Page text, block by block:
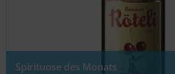
Spirituose des Monats